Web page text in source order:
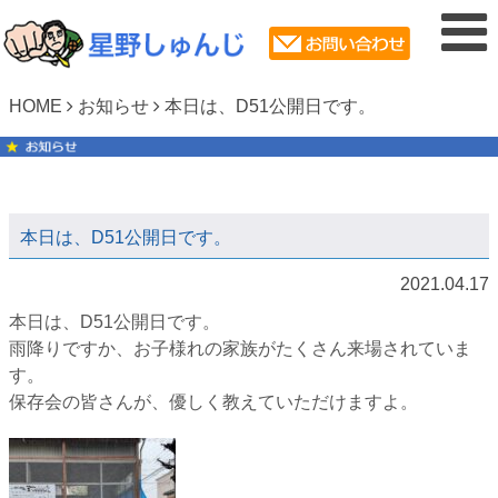
HOME お知らせ 本日は、D51公開日です。
本日は、D51公開日です。
2021.04.17
本日は、D51公開日です。
雨降りですか、お子様れの家族がたくさん来場されていま
す。
保存会の皆さんが、優しく教えていただけますよ。